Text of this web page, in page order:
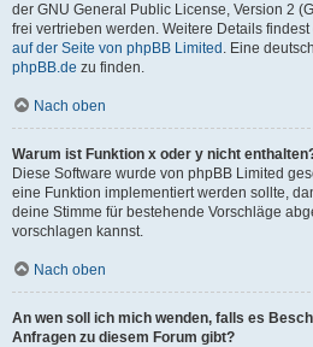
der GNU General Public License, Version 2
frei vertrieben werden. Weitere Details findest
auf der Seite von phpBB Limited . Eine
phpBB.de zu finden.
Nach oben
Warum ist Funktion x oder y nicht
Diese Software wurde von phpBB Limited
eine Funktion implementiert werden sollte,
deine Stimme für bestehende Vorschläge
vorschlagen kannst.
Nach oben
An wen soll ich mich wenden, falls es
Anfragen zu diesem Forum gibt?